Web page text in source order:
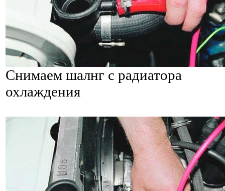
Снимаем шалнг с радиатора
охлаждения